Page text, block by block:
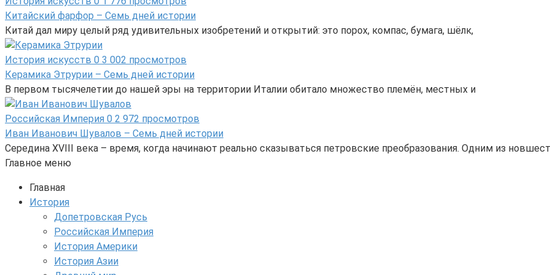
Китайский фарфор – Семь дней истории
Китай дал миру целый ряд удивительных изобретений и открытий: это порох, компас, бумага, шёлк,
История искусств 0 3 002 просмотров
Керамика Этрурии – Семь дней истории
В первом тысячелетии до нашей эры на территории Италии обитало множество племён, местных и
Российская Империя 0 2 972 просмотров
Иван Иванович Шувалов – Семь дней истории
Середина XVIII века – время, когда начинают реально сказываться петровские преобразования. Одним из
Главное меню
Главная
История
Допетровская Русь
Российская Империя
История Америки
История Азии